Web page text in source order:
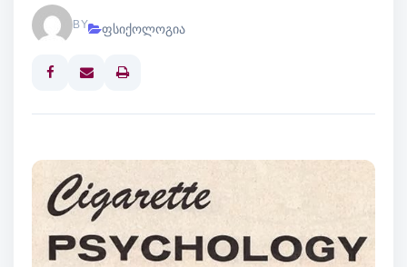
BY ფსიქოლოგია
Print